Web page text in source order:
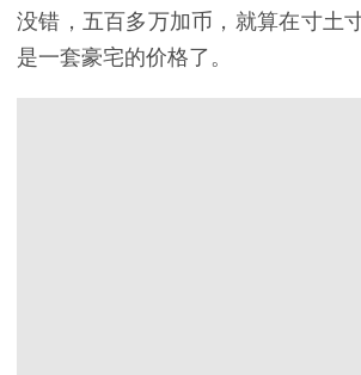
没错，五百多万加币，就算在寸土
是一套豪宅的价格了。